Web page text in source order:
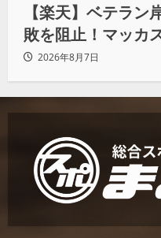
【楽天】ベテラ
敗を阻止！マッカ
りの継投でオリッ
2026年8月7日